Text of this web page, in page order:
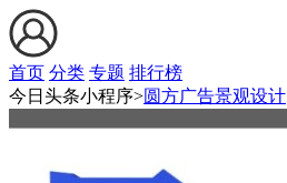
首页 分类 专题 排行榜
今日头条小程序>圆方广告景观设计